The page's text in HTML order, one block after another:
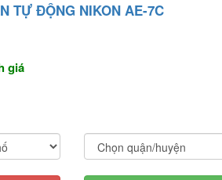
TỰ ĐỘNG NIKON AE-7C
giá